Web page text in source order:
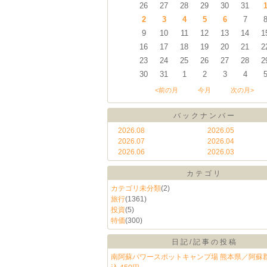
26
27 28 29 30 31
1
2
3 4 5 6 7
8
9
10 11 12 13 14
16
17 18 19 20 21
23
24 25 26 27 28
30
31 1 2 3 4 5
<前の月 今月 次の月>
バックナンバー
2026.08
2026.07
2026.06
2026.05
2026.04
2026.03
カテゴリ
カテゴリ未分類(2)
旅行(1361)
投資(5)
特価(300)
日記/記事の投稿
南阿蘇パワースポットキャンプ場 熊本県／阿蘇